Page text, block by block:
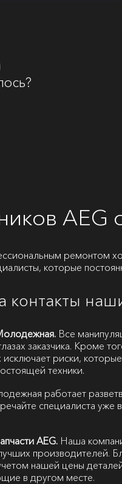
ремонтом
которые
контакты
Все
заказчика. Кроме
риски,
техники.
работает
специалиста уже
AEG. Наша
производителей.
нашей цены
в другом месте.